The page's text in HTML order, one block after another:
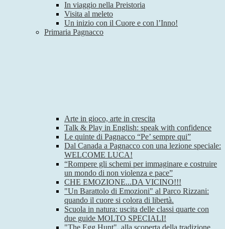
In viaggio nella Preistoria
Visita al meleto
Un inizio con il Cuore e con l’Inno!
Primaria Pagnacco
Arte in gioco, arte in crescita
Talk & Play in English: speak with confidence
Le quinte di Pagnacco “Pe’ sempre qui”
Dal Canada a Pagnacco con una lezione speciale:
WELCOME LUCA!
“Rompere gli schemi per immaginare e costruire
un mondo di non violenza e pace”
CHE EMOZIONE...DA VICINO!!!
"Un Barattolo di Emozioni" al Parco Rizzani:
quando il cuore si colora di libertà.
Scuola in natura: uscita delle classi quarte con
due guide MOLTO SPECIALI!